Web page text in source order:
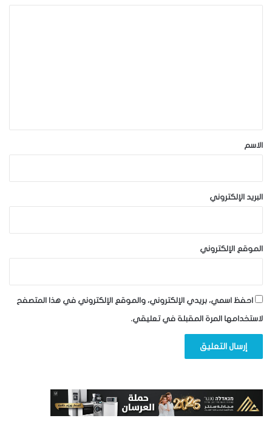
*الاسم
البريد الإلكتروني
الموقع الإلكتروني
احفظ اسمي، بريدي الإلكتروني، والموقع الإلكتروني في هذا المتصفح
لاستخدامها المرة المقبلة في تعليقي.